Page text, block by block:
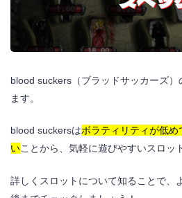
カジ旅
ミスティーノ
blood suckers（ブラッドサ
よくある質問
Q.blood suckers（ブラ
無料でプレイできるカジ
blood suckers （ブラッドサッカーズ）
ます。
blood suckersはボラティリティが低
いことから、気軽に遊びやすいスロッ
詳しくスロットについて知ることで、